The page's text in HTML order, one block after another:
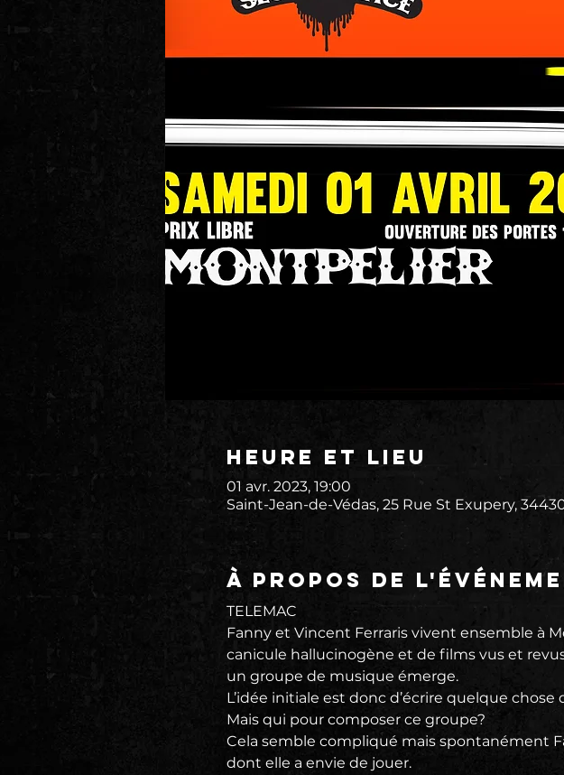
Heure et lieu
01 avr. 2023, 19:00
Saint-Jean-de-Védas, 25 Rue St Exupery,
À propos de
TELEMAC
Fanny et Vincent Ferraris vivent ensemble à
canicule hallucinogène et de films vus et
un groupe de musique émerge.
L’idée initiale est donc d’écrire quelque
Mais qui pour composer ce groupe?
Cela semble compliqué mais spontanément
dont elle a envie de jouer.